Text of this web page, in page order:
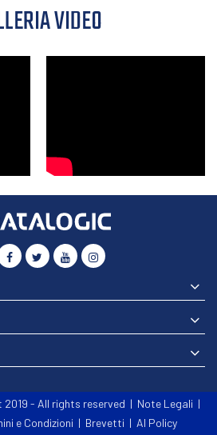
VIDEO
2019 - All rights reserved | Note Legali |
e Condizioni | Brevetti | AI Policy